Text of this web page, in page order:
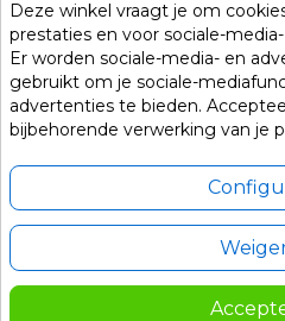
Deze winkel vraagt je om
prestaties en voor sociale-
Er worden sociale-media- en
gebruikt om je sociale-
advertenties te bieden.
bijbehorende verwerking van je